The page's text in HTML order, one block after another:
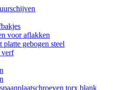
voor aflakken
platte gebogen steel
verf
torx blank